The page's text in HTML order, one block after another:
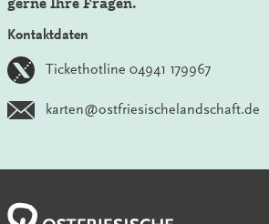
Kontaktdaten
Tickethotline 04941 179967
karten@ostfriesischelandschaft.de